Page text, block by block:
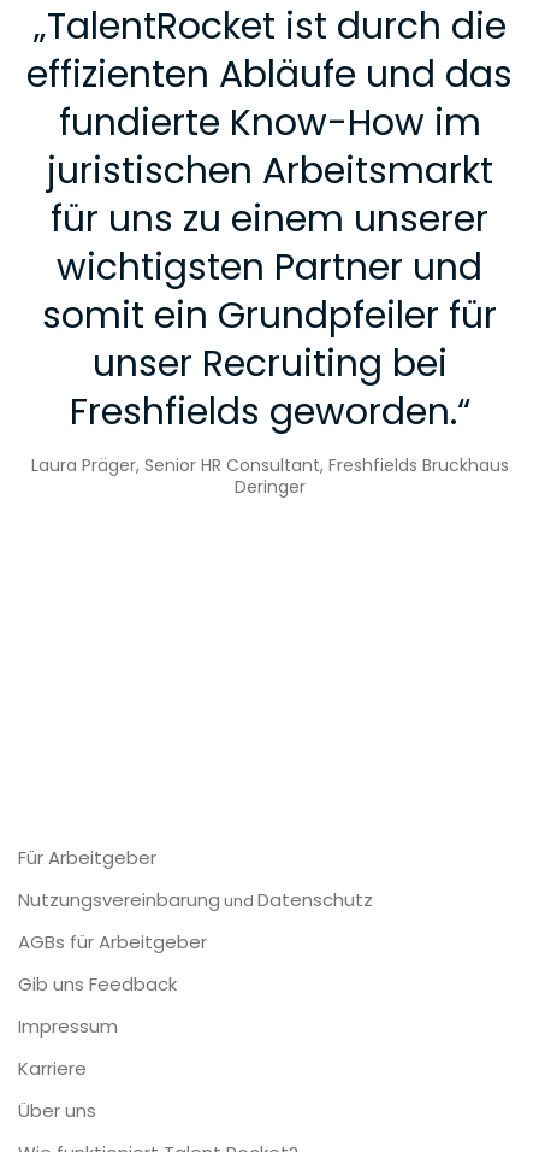
„TalentRocket ist durch die
effizienten Abläufe und das
fundierte Know-How im
juristischen Arbeitsmarkt
für uns zu einem unserer
wichtigsten Partner und
somit ein Grundpfeiler für
unser Recruiting bei
Freshfields geworden.“
Laura Präger, Senior HR Consultant, Freshfields Bruckhaus
Deringer
Für Arbeitgeber
Nutzungsvereinbarung und Datenschutz
AGBs für Arbeitgeber
Gib uns Feedback
Impressum
Karriere
Über uns